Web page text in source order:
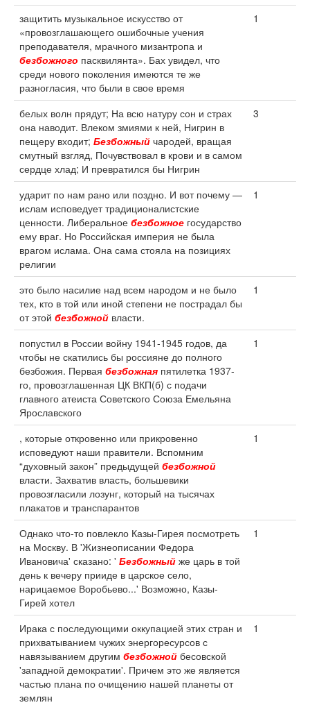
защитить музыкальное искусство от
«провозглашающего ошибочные учения
преподавателя, мрачного мизантропа и
безбожного пасквилянта». Бах увидел, что
среди нового поколения имеются те же
разногласия, что были в свое время
1
белых волн прядут; На всю натуру сон и страх
она наводит. Влеком змиями к ней, Нигрин в
пещеру входит; Безбожный чародей, вращая
смутный взгляд, Почувствовал в крови и в самом
сердце хлад; И превратился бы Нигрин
3
ударит по нам рано или поздно. И вот почему —
ислам исповедует традиционалистские
ценности. Либеральное безбожное государство
ему враг. Но Российская империя не была
врагом ислама. Она сама стояла на позициях
религии
1
это было насилие над всем народом и не было
тех, кто в той или иной степени не пострадал бы
от этой безбожной власти.
1
попустил в России войну 1941-1945 годов, да
чтобы не скатились бы россияне до полного
безбожия. Первая безбожная пятилетка 1937-
го, провозглашенная ЦК ВКП(б) с подачи
главного атеиста Советского Союза Емельяна
Ярославского
1
, которые откровенно или прикровенно
исповедуют наши правители. Вспомним
“духовный закон” предыдущей безбожной
власти. Захватив власть, большевики
провозгласили лозунг, который на тысячах
плакатов и транспарантов
1
Однако что-то повлекло Казы-Гирея посмотреть
на Москву. В 'Жизнеописании Федора
Ивановича' сказано: ' Безбожный же царь в той
день к вечеру прииде в царское село,
нарицаемое Воробьево...' Возможно, Казы-
Гирей хотел
1
Ирака с последующими оккупацией этих стран и
прихватыванием чужих энергоресурсов с
навязыванием другим безбожной бесовской
'западной демократии'. Причем это же является
частью плана по очищению нашей планеты от
землян
1